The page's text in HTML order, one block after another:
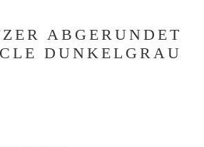
ABGERUNDET
DUNKELGRAU